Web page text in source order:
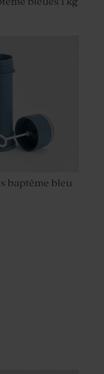
baptême bleu